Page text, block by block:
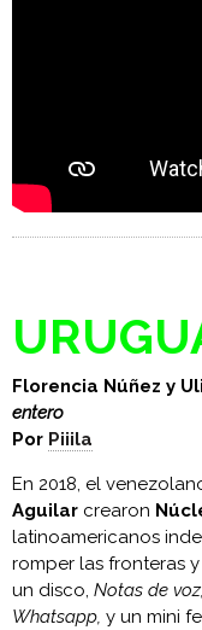
Florencia Núñez y
entero
Por Piiila
En 2018, el
Aguilar crearon
latinoamericanos
romper las fronteras
un disco, Notas de voz,
Whatsapp, y un mini